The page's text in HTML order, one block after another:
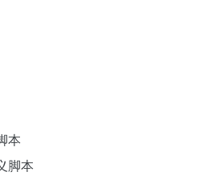
本
脚本